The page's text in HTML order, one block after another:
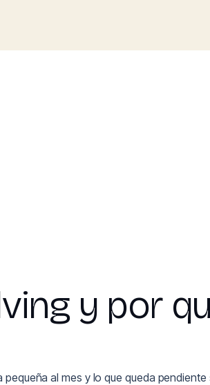
y por
al mes y lo que queda